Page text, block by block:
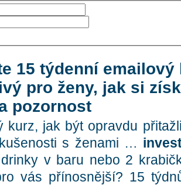
15 týdenní emailový
pro ženy, jak si
pozornost
kurz, jak být opravdu
s ženami …
v baru nebo 2
vás přínosnější? 15